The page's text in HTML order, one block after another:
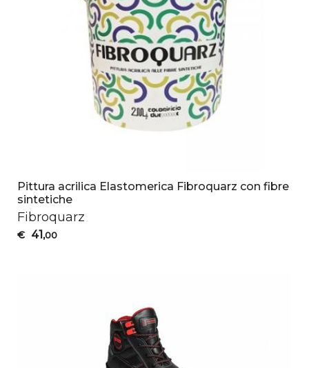
Pittura acrilica Elastomerica Fibroquarz con fibre
sintetiche
Fibroquarz
€ 41,00